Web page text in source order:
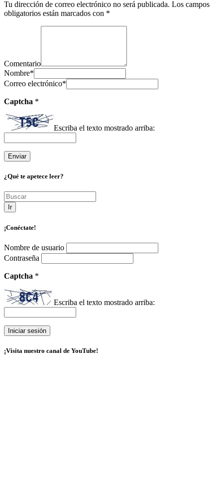
Tu dirección de correo electrónico no será publicada. Los campos
obligatorios están marcados con *
Comentario
Nombre*
Correo electrónico*
Captcha *
Escriba el texto mostrado arriba:
¿Qué te apetece leer?
Ir
¡Conéctate!
Nombre de usuario
Contraseña
Captcha *
Escriba el texto mostrado arriba:
¡Visita nuestro canal de YouTube!